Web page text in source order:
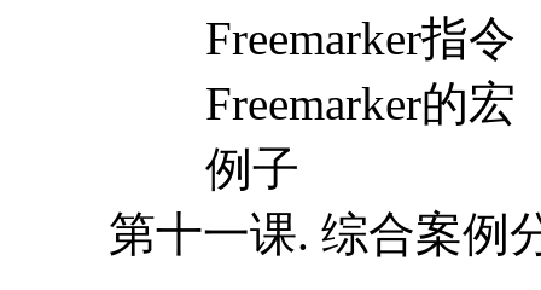
Freemarker指令
Freemarker的宏
例子
第十一课. 综合案例